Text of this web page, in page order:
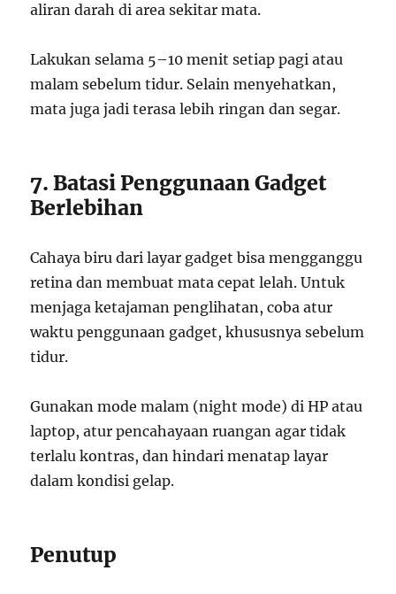
aliran darah di area sekitar mata.
Lakukan selama 5–10 menit setiap pagi atau
malam sebelum tidur. Selain menyehatkan,
mata juga jadi terasa lebih ringan dan segar.
7. Batasi Penggunaan Gadget
Berlebihan
Cahaya biru dari layar gadget bisa mengganggu
retina dan membuat mata cepat lelah. Untuk
menjaga ketajaman penglihatan, coba atur
waktu penggunaan gadget, khususnya sebelum
tidur.
Gunakan mode malam (night mode) di HP atau
laptop, atur pencahayaan ruangan agar tidak
terlalu kontras, dan hindari menatap layar
dalam kondisi gelap.
Penutup